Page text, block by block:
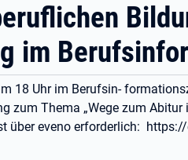
im
18 Uhr im Berufsin-
zum Thema „Wege zum Abitur
über eveno erforderlich: